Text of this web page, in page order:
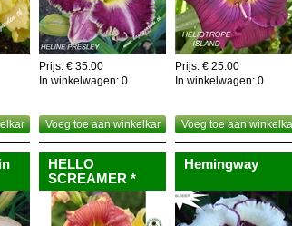
Prijs: € 35.00
In winkelwagen: 0
Voeg toe aan winkelkar
Prijs: € 25.00
In winkelwagen: 0
Voeg toe aan
HELLO
SCREAMER *
Hemingway